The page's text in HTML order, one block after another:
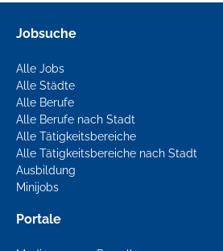
Jobsuche
Alle Jobs
Alle Städte
Alle Berufe
Alle Berufe nach Stadt
Alle Tätigkeitsbereiche
Alle Tätigkeitsbereiche nach Stadt
Ausbildung
Minijobs
Portale